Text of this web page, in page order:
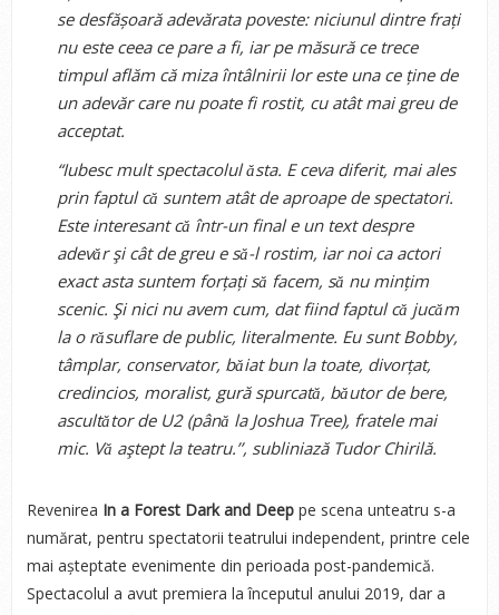
se desfășoară adevărata poveste: niciunul dintre frați
nu este ceea ce pare a fi, iar pe măsură ce trece
timpul aflăm că miza întâlnirii lor este una ce ține de
un adevăr care nu poate fi rostit, cu atât mai greu de
acceptat.
“Iubesc mult spectacolul ǎsta. E ceva diferit, mai ales
prin faptul cǎ suntem atât de aproape de spectatori.
Este interesant cǎ într-un final e un text despre
adevǎr şi cât de greu e sǎ-l rostim, iar noi ca actori
exact asta suntem forțați sǎ facem, sǎ nu mințim
scenic. Şi nici nu avem cum, dat fiind faptul cǎ jucǎm
la o rǎsuflare de public, literalmente. Eu sunt Bobby,
tâmplar, conservator, bǎiat bun la toate, divorțat,
credincios, moralist, gură spurcatǎ, bǎutor de bere,
ascultǎtor de U2 (pânǎ la Joshua Tree), fratele mai
mic. Vǎ aştept la teatru.’’, subliniază Tudor Chirilă.
Revenirea In a Forest Dark and Deep pe scena unteatru s-a
numărat, pentru spectatorii teatrului independent, printre cele
mai așteptate evenimente din perioada post-pandemică.
Spectacolul a avut premiera la începutul anului 2019, dar a